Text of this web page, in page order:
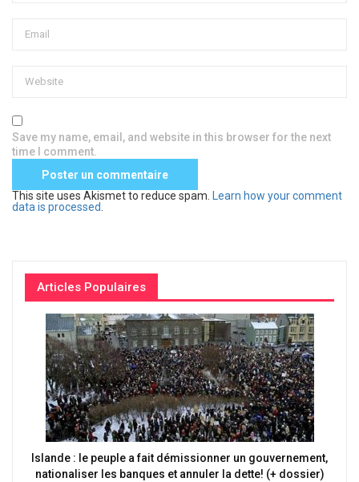
Save my name, email, and website in this browser for the next
time I comment.
This site uses Akismet to reduce spam.
Learn how your comment
data is processed
Articles Populaires
Islande : le peuple a fait démissionner un gouvernement,
nationaliser les banques et annuler la dette! (+ dossier)